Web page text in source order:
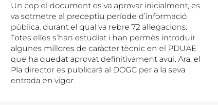
Un cop el document es va aprovar inicialment, es
va sotmetre al preceptiu període d’informació
pública, durant el qual va rebre 72 al·legacions.
Totes elles s’han estudiat i han permès introduir
algunes millores de caràcter tècnic en el PDUAE
que ha quedat aprovat definitivament avui. Ara, el
Pla director es publicarà al DOGC per a la seva
entrada en vigor.